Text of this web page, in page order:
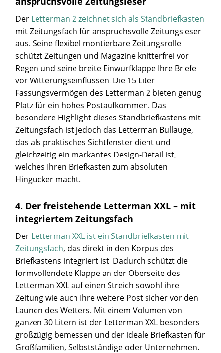
Der Letterman 2 zeichnet sich als Standbriefkasten
mit Zeitungsfach für anspruchsvolle Zeitungsleser
aus. Seine flexibel montierbare Zeitungsrolle
schützt Zeitungen und Magazine knitterfrei vor
Regen und seine breite Einwurfklappe Ihre Briefe
vor Witterungseinflüssen. Die 15 Liter
Fassungsvermögen des Letterman 2 bieten genug
Platz für ein hohes Postaufkommen. Das
besondere Highlight dieses Standbriefkastens mit
Zeitungsfach ist jedoch das Letterman Bullauge,
das als praktisches Sichtfenster dient und
gleichzeitig ein markantes Design-Detail ist,
welches Ihren Briefkasten zum absoluten
Hingucker macht.
4. Der freistehende Letterman XXL – mit
integriertem Zeitungsfach
Der Letterman XXL ist ein Standbriefkasten mit
Zeitungsfach, das direkt in den Korpus des
Briefkastens integriert ist. Dadurch schützt die
formvollendete Klappe an der Oberseite des
Letterman XXL auf einen Streich sowohl ihre
Zeitung wie auch Ihre weitere Post sicher vor den
Launen des Wetters. Mit einem Volumen von
ganzen 30 Litern ist der Letterman XXL besonders
großzügig bemessen und der ideale Briefkasten für
Großfamilien, Selbstständige oder Unternehmen.